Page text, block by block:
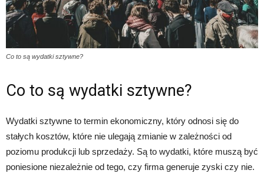
Co to są wydatki sztywne?
Co to są wydatki sztywne?
Wydatki sztywne to termin ekonomiczny, który odnosi się do
stałych kosztów, które nie ulegają zmianie w zależności od
poziomu produkcji lub sprzedaży. Są to wydatki, które muszą być
poniesione niezależnie od tego, czy firma generuje zyski czy nie.